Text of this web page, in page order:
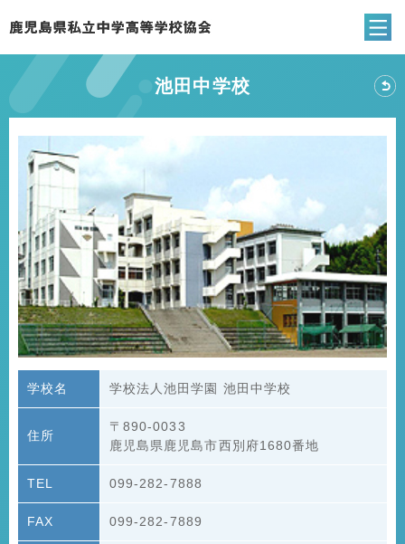
鹿児島県私立
池田中学校
学校名
学校法人池田学園 池田中学校
住所
〒890-0033
鹿児島県鹿児島市西別府1680番地
TEL 099-282-7888
FAX 099-282-7889